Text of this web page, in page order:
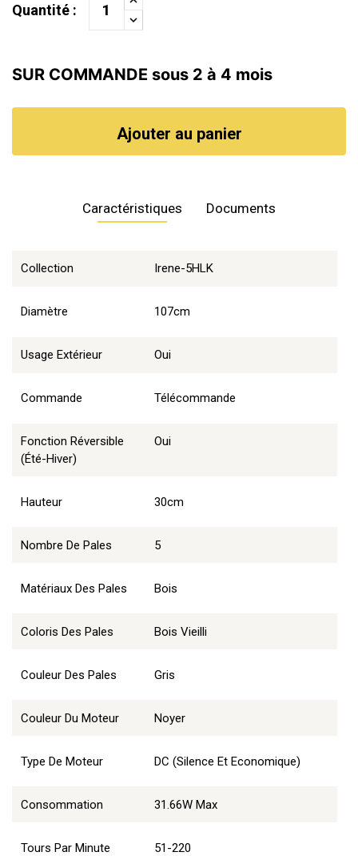
Quantité :
SUR COMMANDE sous 2 à 4 mois
Ajouter au panier
Caractéristiques
Collection Irene-5HLK
Diamètre 107cm
Usage Extérieur Oui
Commande Télécommande
Fonction Réversible
(été-Hiver)
Oui
Hauteur 30cm
Nombre De Pales 5
Matériaux Des Pales Bois
Coloris Des Pales Bois Vieilli
Couleur Des Pales Gris
Couleur Du Moteur Noyer
Type De Moteur DC (Silence Et Economique)
Consommation 31.66W Max
Tours Par Minute 51-220
Documents